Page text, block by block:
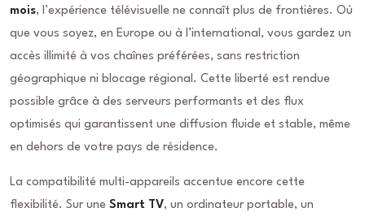
mois, l’expérience télévisuelle ne connaît plus de frontières. Où
que vous soyez, en Europe ou à l’international, vous gardez un
accès illimité à vos chaînes préférées, sans restriction
géographique ni blocage régional. Cette liberté est rendue
possible grâce à des serveurs performants et des flux
optimisés qui garantissent une diffusion fluide et stable, même
en dehors de votre pays de résidence.
La compatibilité multi-appareils accentue encore cette
flexibilité. Sur une Smart TV, un ordinateur portable, un